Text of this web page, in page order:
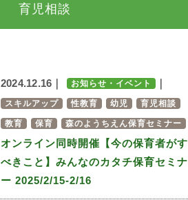
育児相談
2024.12.16｜ お知らせ・イベント ｜
スキルアップ 性教育 幼児 育児相談
教育 保育 森のようちえん保育セミナー
オンライン同時開催【今の保育者がす
べきこと】みんなのカタチ保育セミナ
ー 2025/2/15-2/16